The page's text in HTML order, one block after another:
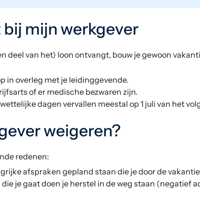
bij mijn werkgever
deel van het) loon ontvangt, bouw je gewoon
in overleg met je leidinggevende.
of er medische bezwaren zijn.
dagen vervallen meestal op 1 juli van het
weigeren?
redenen:
afspraken gepland staan die je door de
je gaat doen je herstel in de weg staan (negatief